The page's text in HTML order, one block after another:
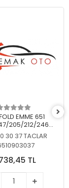
EMME 651
205/212/246
30 37 TACLAR
TL